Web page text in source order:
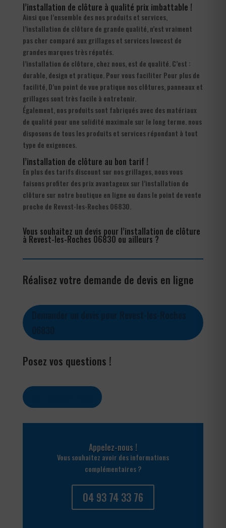
l’installation de clôture à qualité prix imbattable !
Ainsi que l’ensemble des nos produits et services,
l’installation de clôture de grande qualité, n’est vraiment
pas cher comparé aux grillages et services lowcost de
grandes marques très réputés.
l’installation de clôture, chez nous, est de qualité. C’est :
durable, design et pratique. Pour vous faciliter Pour plus de
facilité, D’un point de vue pratique nos clôtures, panneaux et
grillages sont très facile à entretenir.
Également, nos produits sont fabriqués avec des matériaux
de qualité pour une solidité maximale sur le long terme. nous
disposons de tous les produits et services répondant à tout
type de exigences.
l’installation de clôture au bon tarif !
En plus des tarifs discount sur nos grillages, nous vous
faisons profiter des prix avantageux sur l’installation de
clôture sur notre boutique en ligne ou dans le point de vente
proche de Revest-les-Roches 06830.
Vous souhaitez un devis pour l’installation de clôture
à Revest-les-Roches 06830 ou ailleurs ?
Réalisez votre demande de devis en ligne
Posez vos questions !
Appelez-nous !
Vous souhaitez avoir des informations
complémentaires ?
04 93 74 33 76